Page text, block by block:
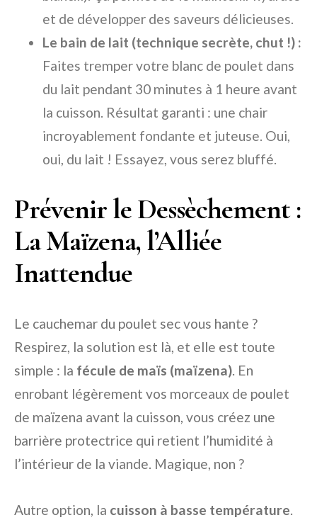
et de développer des saveurs délicieuses.
Le bain de lait (technique secrète, chut !) :
Faites tremper votre blanc de poulet dans
du lait pendant 30 minutes à 1 heure avant
la cuisson. Résultat garanti : une chair
incroyablement fondante et juteuse. Oui,
oui, du lait ! Essayez, vous serez bluffé.
Prévenir le Dessèchement :
La Maïzena, l’Alliée
Inattendue
Le cauchemar du poulet sec vous hante ?
Respirez, la solution est là, et elle est toute
simple : la fécule de maïs (maïzena) . En
enrobant légèrement vos morceaux de poulet
de maïzena avant la cuisson, vous créez une
barrière protectrice qui retient l’humidité à
l’intérieur de la viande. Magique, non ?
Autre option, la cuisson à basse température